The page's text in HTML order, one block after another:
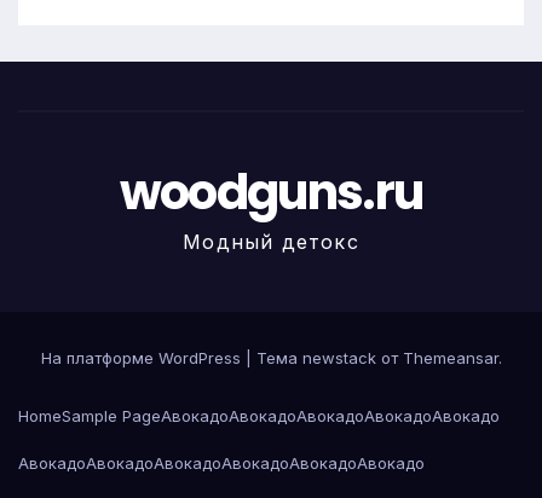
woodguns.ru
Модный детокс
На платформе WordPress Тема newstack от Themeansar.
HomeSample PageАвокадоАвокадоАвокадоАвокадоАвокадо
АвокадоАвокадоАвокадоАвокадоАвокадоАвокадо